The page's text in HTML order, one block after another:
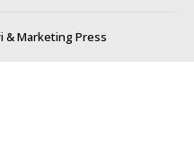
& Marketing Press